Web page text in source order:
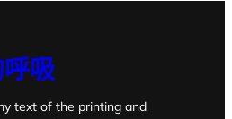
吸
text of the printing and